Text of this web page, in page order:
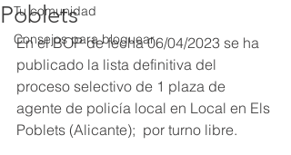
Tu comunidad
Consejos para bloguear
Poblets
En el BOP de fecha 06/04/2023 se ha
publicado la lista definitiva del
proceso selectivo de 1 plaza de
agente de policía local en Local en Els
Poblets (Alicante);  por turno libre.